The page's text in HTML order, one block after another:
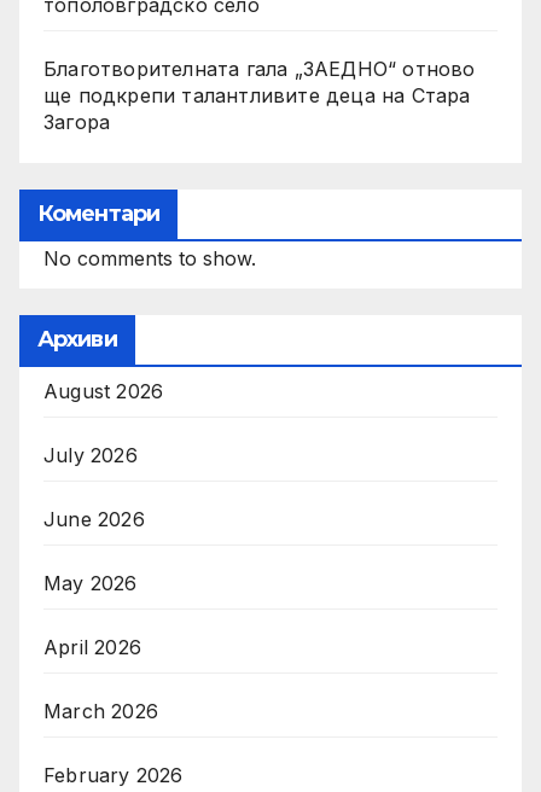
Благотворителната гала „ЗАЕДНО“ отново
ще подкрепи талантливите деца на Стара
Загора
Коментари
No comments to show.
Архиви
August 2026
July 2026
June 2026
May 2026
April 2026
March 2026
February 2026